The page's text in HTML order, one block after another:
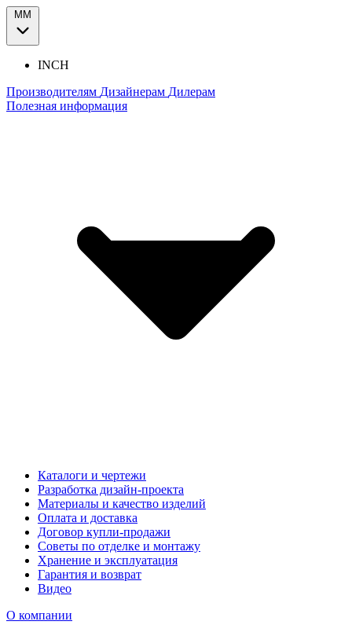
ММ
INCH
Производителям Дизайнерам Дилерам
Полезная информация
Каталоги и чертежи
Разработка дизайн-проекта
Материалы и качество изделий
Оплата и доставка
Договор купли-продажи
Советы по отделке и монтажу
Хранение и эксплуатация
Гарантия и возврат
Видео
О компании